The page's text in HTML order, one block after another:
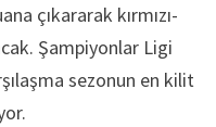
çıkararak kırmızı-
Şampiyonlar Ligi
sezonun en kilit